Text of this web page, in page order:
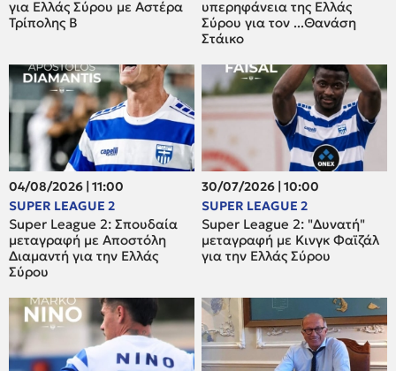
για Ελλάς Σύρου με Αστέρα
Τρίπολης Β
υπερηφάνεια της Ελλάς
Σύρου για τον ...Θανάση
Στάικο
04/08/2026 | 11:00
SUPER LEAGUE 2
Super League 2: Σπουδαία
μεταγραφή με Αποστόλη
Διαμαντή για την Ελλάς
Σύρου
30/07/2026 | 10:00
SUPER LEAGUE 2
Super League 2: "Δυνατή"
μεταγραφή με Κινγκ Φαϊζάλ
για την Ελλάς Σύρου